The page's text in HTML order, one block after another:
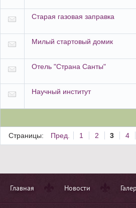
Старая газовая заправка
Милый стартовый домик
Отель "Страна Санты"
Научный институт
Страницы: Пред. 1 2 3 4
Главная Новости